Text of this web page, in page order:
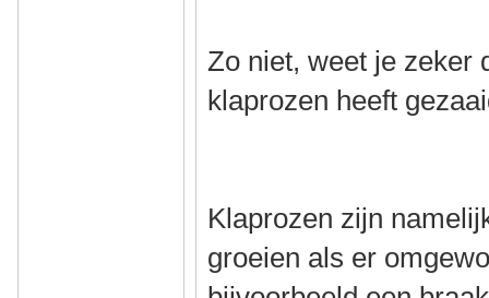
Zo niet, weet je zeker
klaprozen heeft
Klaprozen zijn
groeien als er